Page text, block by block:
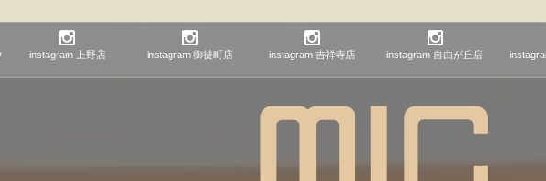
instagram 上野店 instagram 御徒町店 instagram 吉祥寺店 instagram 自由が丘店